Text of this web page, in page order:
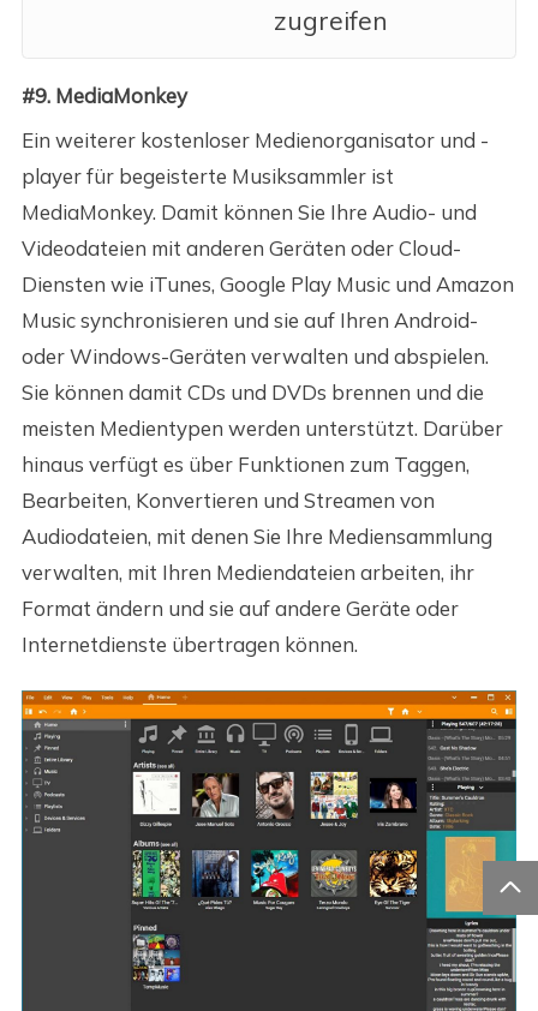
zugreifen
#9. MediaMonkey
Ein weiterer kostenloser Medienorganisator und -
player für begeisterte Musiksammler ist
MediaMonkey. Damit können Sie Ihre Audio- und
Videodateien mit anderen Geräten oder Cloud-
Diensten wie iTunes, Google Play Music und Amazon
Music synchronisieren und sie auf Ihren Android-
oder Windows-Geräten verwalten und abspielen.
Sie können damit CDs und DVDs brennen und die
meisten Medientypen werden unterstützt. Darüber
hinaus verfügt es über Funktionen zum Taggen,
Bearbeiten, Konvertieren und Streamen von
Audiodateien, mit denen Sie Ihre Mediensammlung
verwalten, mit Ihren Mediendateien arbeiten, ihr
Format ändern und sie auf andere Geräte oder
Internetdienste übertragen können.
